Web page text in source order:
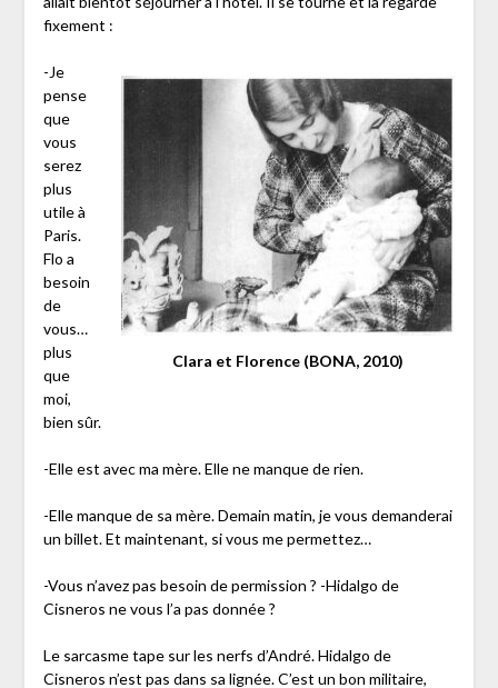
fixement :
Clara et Florence (BONA, 2010)
-Je
pense
que
vous
serez
plus
utile à
Paris.
Flo a
besoin
de
vous…
plus
que
moi,
bien sûr.
-Elle est avec ma mère. Elle ne manque de rien.
-Elle manque de sa mère. Demain matin, je vous demanderai
un billet. Et maintenant, si vous me permettez…
-Vous n’avez pas besoin de permission ? -Hidalgo de
Cisneros ne vous l’a pas donnée ?
Le sarcasme tape sur les nerfs d’André. Hidalgo de
Cisneros n’est pas dans sa lignée. C’est un bon militaire,